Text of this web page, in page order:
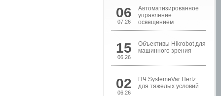
Шкафы управления
насосами
06
07.26
Автоматизированное
управление
освещением
15
06.26
Объективы Hikrobot для
машинного зрения
02
06.26
ПЧ SystemeVar Hertz
для тяжелых условий